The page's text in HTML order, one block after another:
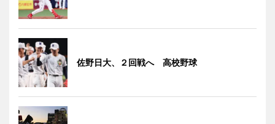
佐野日大、２回戦へ 高校野球